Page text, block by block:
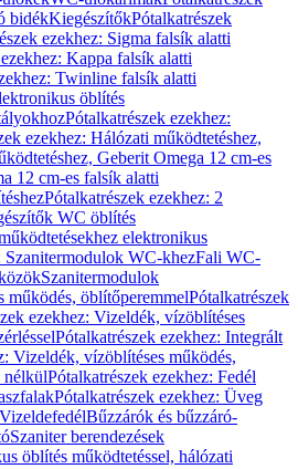
bidékKiegészítőkPótalkatrészek
ezekhez: Sigma falsík alatti
Kappa falsík alatti
Twinline falsík alatti
öblítés
Pótalkatrészek ezekhez:
ezekhez: Hálózati működtetéshez,
Geberit Omega 12 cm-es
12 cm-es falsík alatti
Pótalkatrészek ezekhez: 2
WC öblítés
elektronikus
Szanitermodulok WC-khezFali WC-
Szanitermodulok
működés, öblítőperemmelPótalkatrészek
ezekhez: Vizeldék, vízöblítéses
Pótalkatrészek ezekhez: Integrált
Vizeldék, vízöblítéses működés,
nélkülPótalkatrészek ezekhez: Fedél
Pótalkatrészek ezekhez: Üveg
VizeldefedélBűzzárók és bűzzáró-
Szaniter berendezések
öblítés működtetéssel, hálózati